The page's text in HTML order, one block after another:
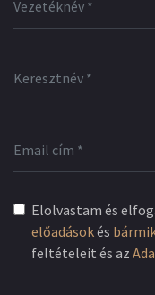
Elolvastam és
előadásokés
feltételeit és az